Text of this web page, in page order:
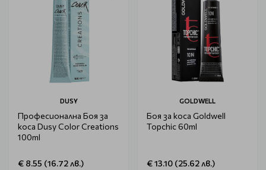
DUSY
Професионална Боя за
коса Dusy Color Creations
100ml
€ 8.55 (16.72 лв.)
GOLDWELL
Боя за коса Goldwell
Topchic 60ml
€ 13.10 (25.62 лв.)